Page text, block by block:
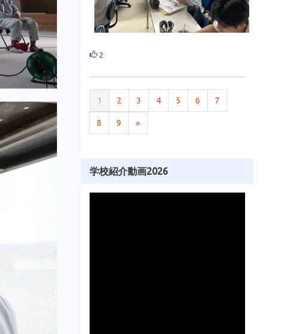
2
1 2 3 4 5 6 7
8 9 »
学校紹介動画2026